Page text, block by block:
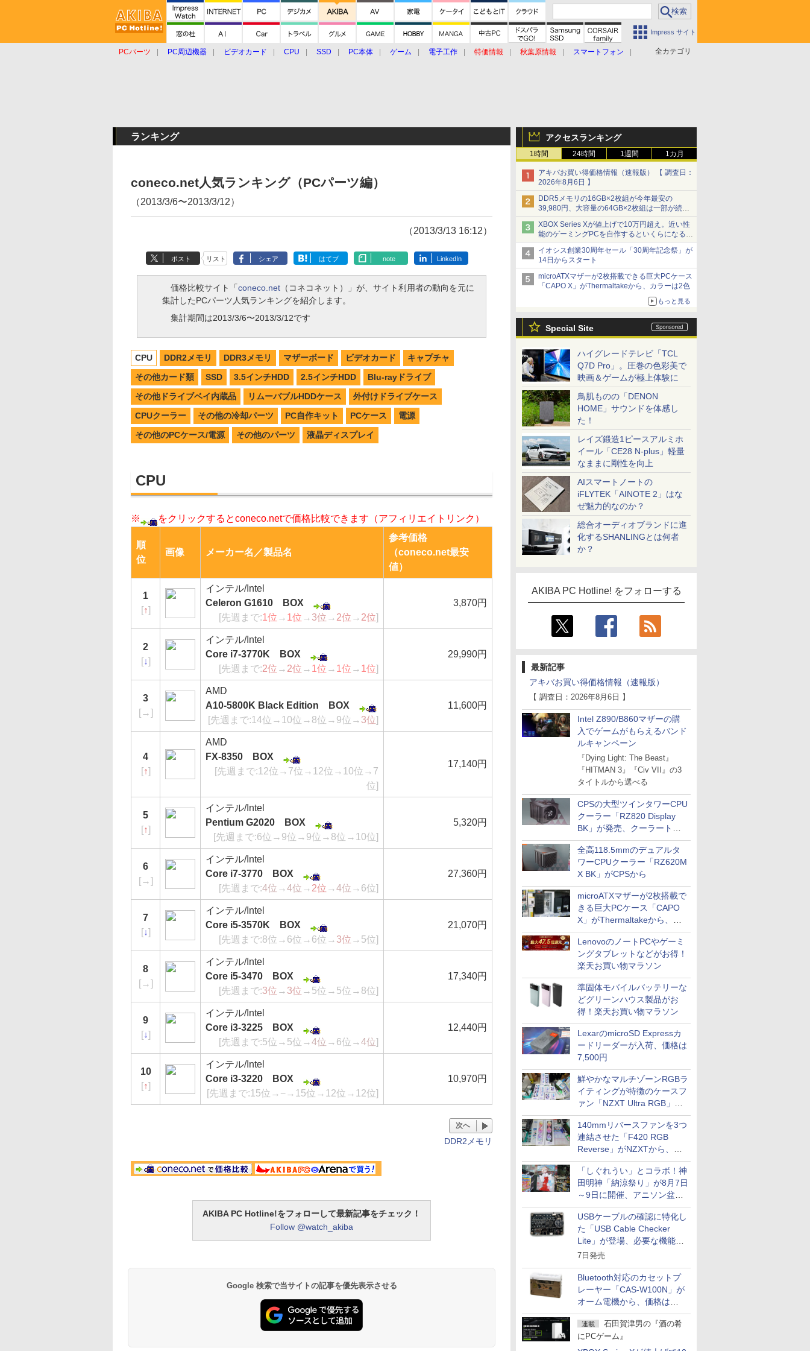
Impress サイト
全カテゴリ
PCパーツ PC周辺機器 ビデオカード CPU SSD PC本体 ゲーム 電子工作 特価情報 秋葉原情報
スマートフォン
アクセスランキング
1時間 24時間 1週間 1カ月
アキバお買い得価格情報（速報版） 【 調査日：
2026年8月6日 】
DDR5メモリの16GB×2枚組が今年最安の
39,980円、大容量の64GB×2枚組は一部が続騰
[8月前半のメモリ価格]
XBOX Series Xが値上げで10万円超え。近い性
能のゲーミングPCを自作するといくらになる？
【石田賀津男の『酒の肴にPCゲーム』】
イオシス創業30周年セール「30周年記念祭」が
14日からスタート
microATXマザーが2枚搭載できる巨大PCケース
「CAPO X」がThermaltakeから、カラーは2色
もっと見る
Special Site
ハイグレードテレビ「TCL
Q7D Pro」。圧巻の色彩美で
映画＆ゲームが極上体験に
鳥肌ものの「DENON
HOME」サウンドを体感し
た！
レイズ鍛造1ピースアルミホ
イール「CE28 N-plus」軽量
なままに剛性を向上
AIスマートノートの
iFLYTEK「AINOTE 2」はな
ぜ魅力的なのか？
総合オーディオブランドに進
化するSHANLINGとは何者
か？
AKIBA PC Hotline! をフォローする
最新記事
アキバお買い得価格情報（速報版）
【 調査日：2026年8月6日 】
Intel Z890/B860マザーの購
入でゲームがもらえるバンド
ルキャンペーン
『Dying Light: The Beast』
『HITMAN 3』『Civ VII』の3
タイトルから選べる
CPSの大型ツインタワーCPU
クーラー「RZ820 Display
BK」が発売、クーラートッ
プに5インチ液晶搭載
全高118.5mmのデュアルタ
ワーCPUクーラー「RZ620M
X BK」がCPSから
microATXマザーが2枚搭載で
きる巨大PCケース「CAPO
X」がThermaltakeから、カ
ラーは2色
LenovoのノートPCやゲーミ
ングタブレットなどがお得！
楽天お買い物マラソン
準固体モバイルバッテリーな
どグリーンハウス製品がお
得！楽天お買い物マラソン
LexarのmicroSD Expressカ
ードリーダーが入荷、価格は
7,500円
鮮やかなマルチゾーンRGBラ
イティングが特徴のケースフ
ァン「NZXT Ultra RGB」が
発売、計8製品
140mmリバースファンを3つ
連結させた「F420 RGB
Reverse」がNZXTから、単
一フレーム採用
「しぐれうい」とコラボ！神
田明神「納涼祭り」が8月7日
～9日に開催、アニソン盆踊
りや屋台グルメなどもあり
USBケーブルの確認に特化し
た「USB Cable Checker
Lite」が登場、必要な機能を
凝縮しコンパクトに
7日発売
Bluetooth対応のカセットプ
レーヤー「CAS-W100N」が
オーム電機から、価格は
5,940円
連載
石田賀津男の『酒の肴
にPCゲーム』
ランキング
coneco.net人気ランキング（PCパーツ編）
（2013/3/6〜2013/3/12）
（2013/3/13 16:12）
ポスト リスト シェア はてブ note LinkedIn
価格比較サイト「coneco.net（コネコネット）」が、サイト利用者の動向を元に
集計したPCパーツ人気ランキングを紹介します。
集計期間は2013/3/6〜2013/3/12です
CPU DDR2メモリ DDR3メモリ マザーボード ビデオカード
キャプチャ
その他カード類
SSD 3.5インチHDD 2.5インチHDD
Blu-rayドライブ
その他ドライブベイ内蔵品
リムーバブルHDDケース
外付けドライブケース
CPUクーラー
その他の冷却パーツ PC自作キット PCケース
電源
その他のPCケース/電源
その他のパーツ 液晶ディスプレイ
CPU
※ をクリックするとconeco.netで価格比較できます（アフィリエイトリンク）
順
位
画像 メーカー名／製品名
参考価格
（coneco.net最安
値）
1
[↑]
インテル/Intel
Celeron G1610 BOX
[先週まで:1位 → 1位 → 3位 → 2位 → 2位]
3,870円
2
[↓]
インテル/Intel
Core i7-3770K BOX
[先週まで:2位 → 2位 → 1位 → 1位 → 1位]
29,990円
3
[→]
AMD
A10-5800K Black Edition BOX
[先週まで:14位→10位→8位→9位→ 3位]
11,600円
4
[↑]
AMD
FX-8350 BOX
[先週まで:12位→7位→12位→10位→7
位]
17,140円
5
[↑]
インテル/Intel
Pentium G2020 BOX
[先週まで:6位→9位→9位→8位→10位]
5,320円
6
[→]
インテル/Intel
Core i7-3770 BOX
[先週まで:4位 →4位 → 2位 →4位 →6位]
27,360円
7
[↓]
インテル/Intel
Core i5-3570K BOX
[先週まで:8位→6位→6位→ 3位 →5位]
21,070円
8
[→]
インテル/Intel
Core i5-3470 BOX
[先週まで:3位 → 3位 →5位→5位→8位]
17,340円
9
[↓]
インテル/Intel
Core i3-3225 BOX
[先週まで:5位→5位→4位 →6位→4位]
12,440円
10
[↑]
インテル/Intel
Core i3-3220 BOX
[先週まで:15位→−→15位→12位→12位]
10,970円
次へ
DDR2メモリ
AKIBA PC Hotline!をフォローして最新記事をチェック！
Follow @watch_akiba
Google 検索で当サイトの記事を優先表示させる